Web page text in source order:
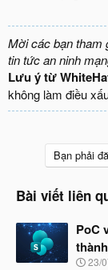
Mời các bạn tham
tin tức an ninh
Lưu ý từ
không làm điều
Bạn phải
Bài viết liên
PoC
N
23/